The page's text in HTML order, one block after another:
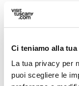
Ci teniamo alla
La tua privacy per
puoi scegliere le
30 agosto,
Sospeso,
Pian della
8